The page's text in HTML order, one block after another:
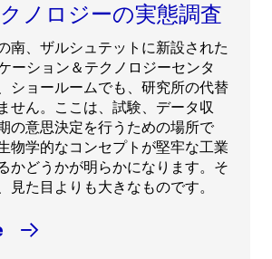
ノロジーの実態調査
南、ザルシュテットに新設された
ーション＆テクノロジーセンタ
ショールームでも、研究所の代替
せん。ここは、試験、データ収
の意思決定を行うための場所で
物学的なコンセプトが堅牢な工業
かどうかが明らかになります。そ
見た目よりも大きなものです。